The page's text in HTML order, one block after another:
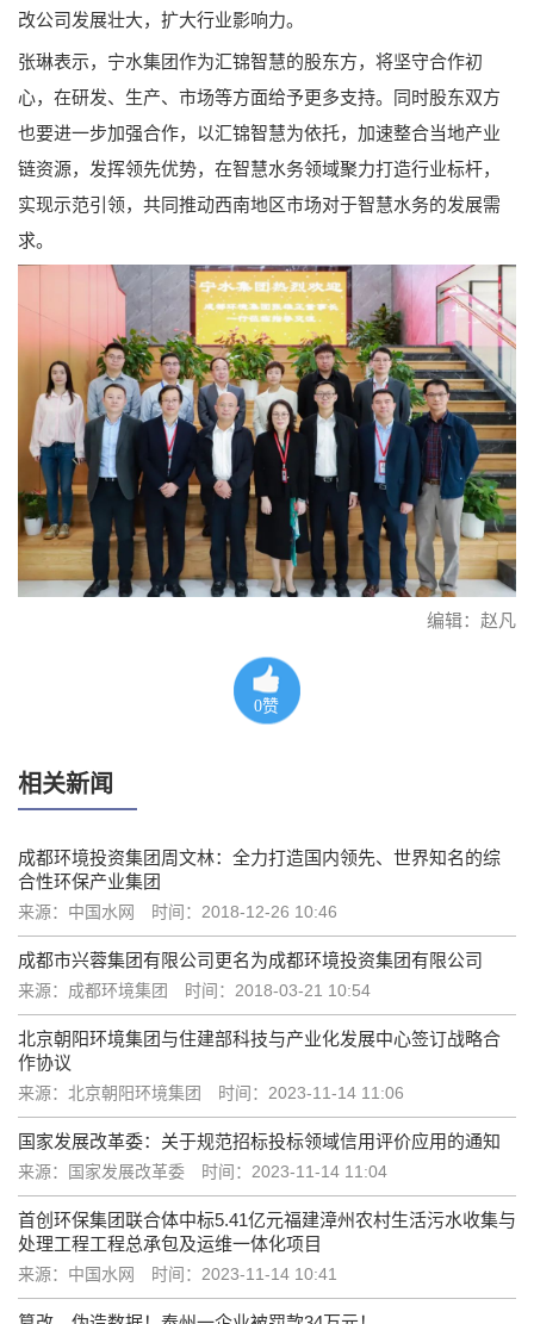
改公司发展壮大，扩大行业影响力。
张琳表示，宁水集团作为汇锦智慧的股东方，将坚守合作初
心，在研发、生产、市场等方面给予更多支持。同时股东双方
也要进一步加强合作，以汇锦智慧为依托，加速整合当地产业
链资源，发挥领先优势，在智慧水务领域聚力打造行业标杆，
实现示范引领，共同推动西南地区市场对于智慧水务的发展需
求。
编辑：赵凡
0赞
相关新闻
成都环境投资集团周文林：全力打造国内领先、世界知名的综
合性环保产业集团
来源：中国水网 时间：2018-12-26 10:46
成都市兴蓉集团有限公司更名为成都环境投资集团有限公司
来源：成都环境集团 时间：2018-03-21 10:54
北京朝阳环境集团与住建部科技与产业化发展中心签订战略合
作协议
来源：北京朝阳环境集团 时间：2023-11-14 11:06
国家发展改革委：关于规范招标投标领域信用评价应用的通知
来源：国家发展改革委 时间：2023-11-14 11:04
首创环保集团联合体中标5.41亿元福建漳州农村生活污水收集与
处理工程工程总承包及运维一体化项目
来源：中国水网 时间：2023-11-14 10:41